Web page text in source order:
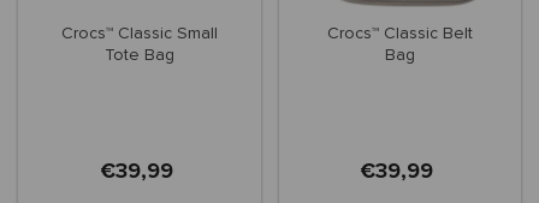
Crocs™ Classic Small
Tote Bag
€39,99
Crocs™ Classic Belt
Bag
€39,99